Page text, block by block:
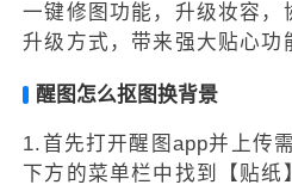
一键修图功能，升级妆容，
升级方式，带来强大贴心功
醒图怎么抠图换背景
1.首先打开醒图app并上传
下方的菜单栏中找到【贴纸